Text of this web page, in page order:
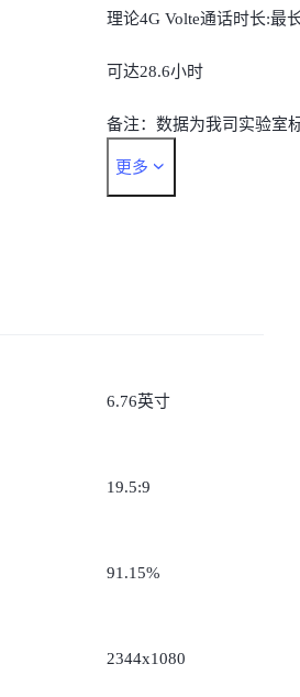
理论4G Volte通话时长:最
可达28.6小时
备注：数据为我司实验室
准环境下的测试结果，实
更多
6.76英寸
19.5:9
91.15%
2344x1080